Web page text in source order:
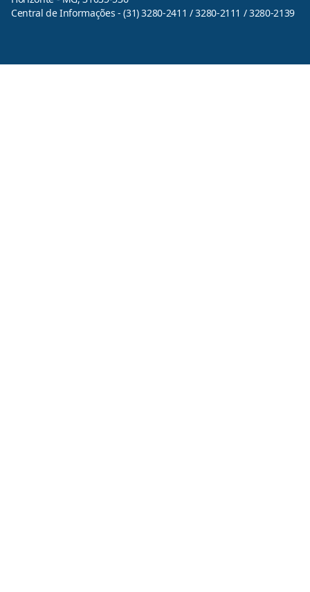
Central de Informações - (31) 3280-2411 / 3280-2111 / 3280-2139